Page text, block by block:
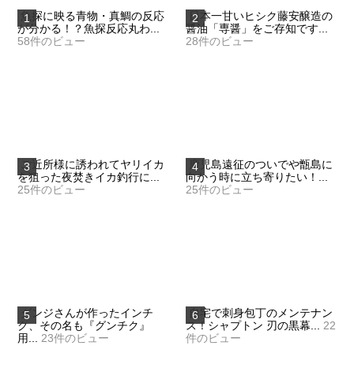
魚探に映る青物・真鯛の反応
が分かる！？魚探反応丸わ...
58件のビュー
日本一甘いヒシク藤安醸造の
醤油「専醤」をご存知です...
28件のビュー
ご近所様に誘われてヤリイカ
を狙った夜焚きイカ釣行に...
25件のビュー
鹿児島遠征のついでや甑島に
向かう時に立ち寄りたい！...
25件のビュー
グンジさんが作ったインチ
ク、その名も『グンチク』
用...
23件のビュー
自宅で刺身包丁のメンテナン
ス！シャプトン 刃の黒幕...
22
件のビュー